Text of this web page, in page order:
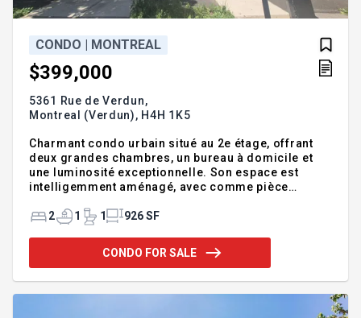
CONDO | MONTREAL
$399,000
5361 Rue de Verdun,
Montreal (Verdun), H4H 1K5
Charmant condo urbain situé au 2e étage, offrant
deux grandes chambres, un bureau à domicile et
une luminosité exceptionnelle. Son espace est
intelligemment aménagé, avec comme pièce
pour admirer de superbes couchers de soleil. Situé
quelques pas du bord de l'eau, vous profiterez d'un
emplacement de choix à proximité des parcs,
2 1 1 926 SF
CONDO FOR SALE